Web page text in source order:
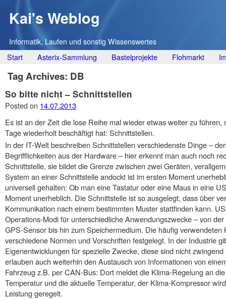
Kai's Weblog
Informatik, Laufen und sonstig Wissenswertes
Main menu
Skip
to
content
Start Asterix-Sammlung Bastelprojekte Flohmarkt
Tag Archives: DB
So bitte nicht – Schnittstellen
Posted on 14.07.2013
Es ist an der Zeit die lose Reihe mal wieder etwas weiter zu
Tage wiederholt beschäftigt hat: Schnittstellen.
In der IT-Welt beschreiben Schnittstellen verschiedenste Dinge –
Begrifflichkeiten aus der Hardware – hier erkennt man auch noch
Schnittstelle, sie bildet die Grenze zwischen zwei Geräten,
System an einer Schnittstelle andockt ist im ersten Moment
universell gehalten: Ob man eine Tastatur oder eine Maus in eine
Moment unerheblich. Die Schnittstelle ist so ausgelegt, dass über
Kommunikation nach einem bestimmten Muster stattfinden kann.
Operations-Modi für unterschiedliche Anwendungszwecke – von
GPS-Sensor bis hin zum Speichermedium. Die häufig
verschiedene Normen und Vorschriften festgelegt. In der Industrie
Eigenentwicklungen für spezielle Zwecke, diese sind nicht
erlauben auch weiterhin den Austausch von Informationen von
Fahrzeug z.B. per CAN-Bus: Dort meldet die Klima-Regelung an
Temperatur und die aktuelle Temperatur, der Klima-Kompressor
Leistung geregelt.